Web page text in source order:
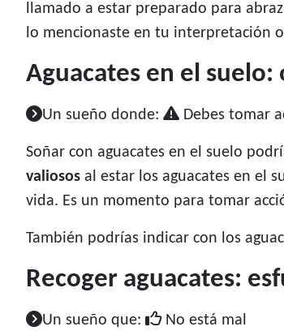
llamado a estar preparado para
lo mencionaste en tu interpretación
Aguacates en el
Un sueño donde: Debes tomar
Soñar con aguacates en el suelo
valiosos al estar los aguacates en el
vida. Es un momento para tomar
También podrías indicar con los
Recoger aguacates:
Un sueño que: No está mal